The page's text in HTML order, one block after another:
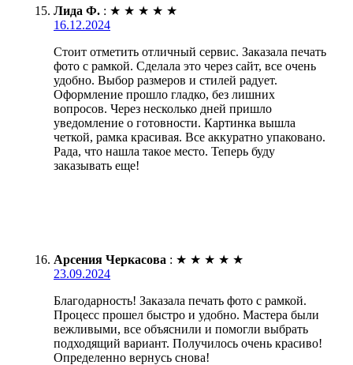
Лида Ф. : ★ ★ ★ ★ ★
16.12.2024
Стоит отметить отличный сервис. Заказала печать
фото с рамкой. Сделала это через сайт, все очень
удобно. Выбор размеров и стилей радует.
Оформление прошло гладко, без лишних
вопросов. Через несколько дней пришло
уведомление о готовности. Картинка вышла
четкой, рамка красивая. Все аккуратно упаковано.
Рада, что нашла такое место. Теперь буду
заказывать еще!
Арсения Черкасова : ★ ★ ★ ★ ★
23.09.2024
Благодарность! Заказала печать фото с рамкой.
Процесс прошел быстро и удобно. Мастера были
вежливыми, все объяснили и помогли выбрать
подходящий вариант. Получилось очень красиво!
Определенно вернусь снова!